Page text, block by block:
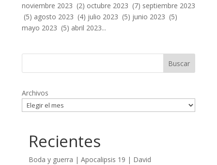
noviembre 2023 (2) octubre 2023 (7) septiembre 2023
(5) agosto 2023 (4) julio 2023 (5) junio 2023 (5)
mayo 2023 (5) abril 2023...
Archivos
Recientes
Boda y guerra | Apocalipsis 19 | David